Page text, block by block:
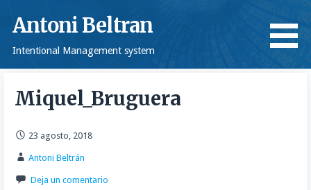
Antoni Beltran
Intentional Management system
Miquel_Bruguera
23 agosto, 2018
Antoni Beltrán
Deja un comentario